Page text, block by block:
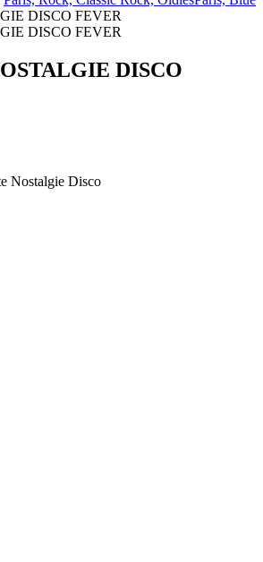
DISCO FEVER
DISCO FEVER
DISCO
Nostalgie Disco